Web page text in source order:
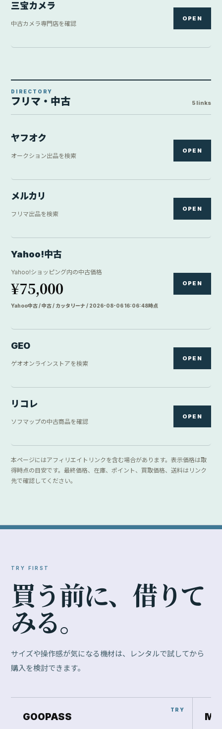
三宝カメラ
中古カメラ専門店を確認
OPEN
DIRECTORY
フリマ・中古 5 links
ヤフオク
オークション出品を検索
OPEN
メルカリ
フリマ出品を検索
OPEN
Yahoo!中古
Yahoo!ショッピング内の中古価格
¥75,000
Yahoo中古 / 中古 / カッタリーナ / 2026-08-06 16:06:48時点
OPEN
GEO
ゲオオンラインストアを検索
OPEN
リコレ
ソフマップの中古商品を確認
OPEN
本ページにはアフィリエイトリンクを含む場合があります。表示価格は取
得時点の目安です。最終価格、在庫、ポイント、買取価格、送料はリンク
先で確認してください。
TRY FIRST
買う前に、 借りて
みる。
サイズや操作感が気になる機材は、レンタルで試してから
購入を検討できます。
GOOPASS